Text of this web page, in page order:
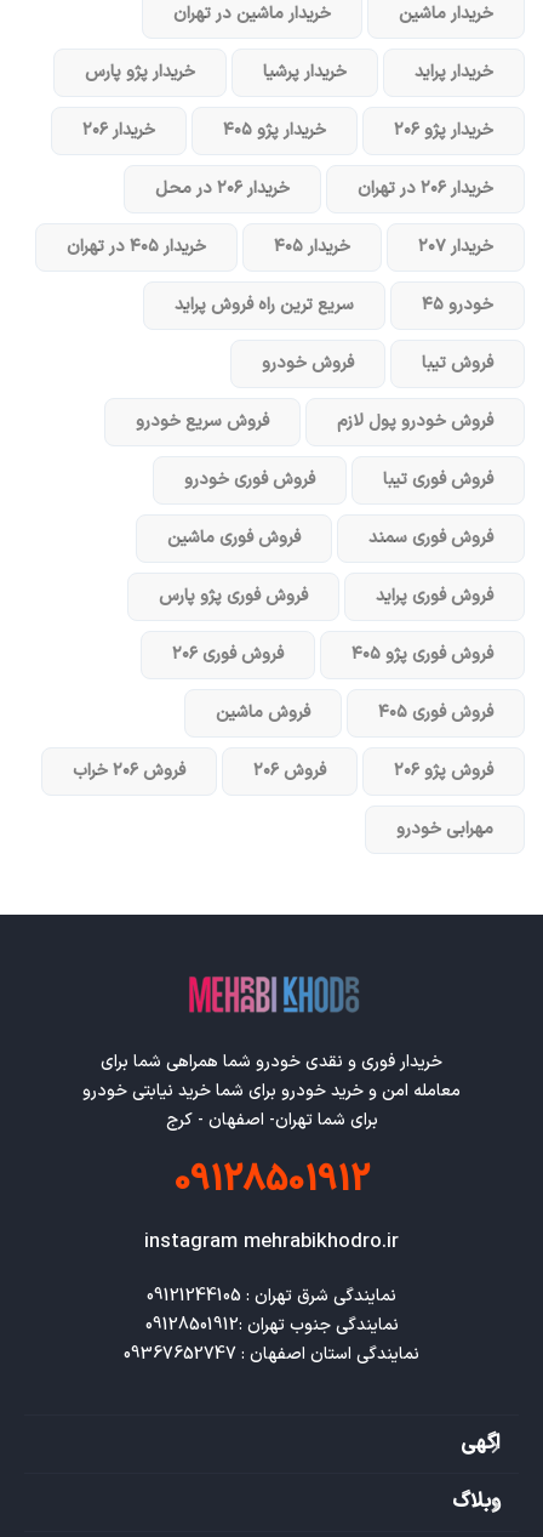
خریدار ماشین خریدار ماشین در تهران
خریدار پراید خریدار پرشیا خریدار پژو پارس
خریدار پژو ۲۰۶ خریدار پژو ۴۰۵ خریدار ۲۰۶
خریدار ۲۰۶ در تهران خریدار ۲۰۶ در محل
خریدار ۲۰۷ خریدار ۴۰۵ خریدار ۴۰۵ در تهران
خودرو ۴۵ سریع ترین راه فروش پراید
فروش تیبا فروش خودرو
فروش خودرو پول لازم فروش سریع خودرو
فروش فوری تیبا فروش فوری خودرو
فروش فوری سمند فروش فوری ماشین
فروش فوری پراید فروش فوری پژو پارس
فروش فوری پژو ۴۰۵ فروش فوری ۲۰۶
فروش فوری ۴۰۵ فروش ماشین
فروش پژو ۲۰۶ فروش ۲۰۶ فروش ۲۰۶ خراب
مهرابی خودرو
خریدار فوری و نقدی خودرو شما همراهی شما برای
معامله امن و خرید خودرو برای شما خرید نیابتی خودرو
برای شما تهران- اصفهان - کرج
09128501912
instagram mehrabikhodro.ir
نمایندگی استان اصفهان : 09367652747
اگهی
وبلاگ